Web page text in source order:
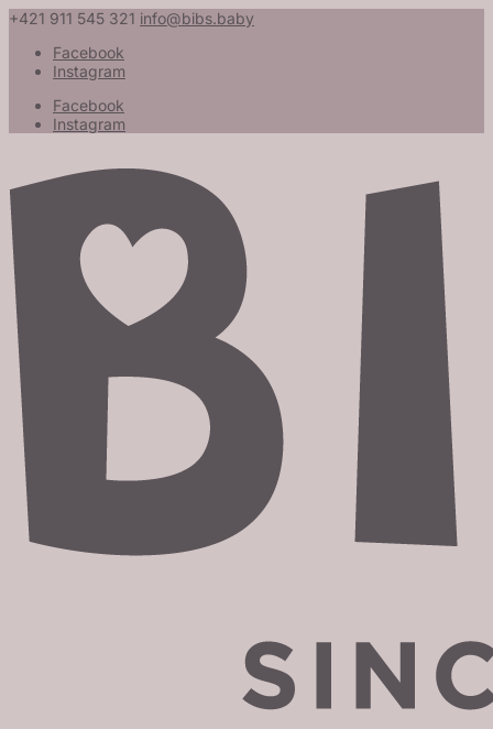
+421 911 545 321 info@bibs.baby
Facebook
Instagram
Facebook
Instagram